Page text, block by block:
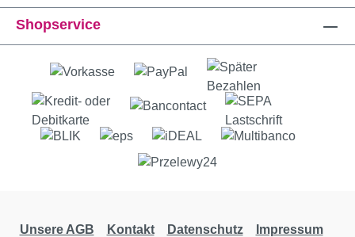
Shopservice
Unsere AGB Kontakt Datenschutz
Impressum